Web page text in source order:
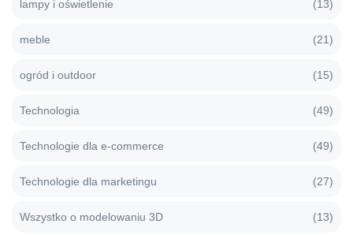
lampy i oświetlenie (13)
meble (21)
ogród i outdoor (15)
Technologia (49)
Technologie dla e-commerce (49)
Technologie dla marketingu (27)
Wszystko o modelowaniu 3D (13)